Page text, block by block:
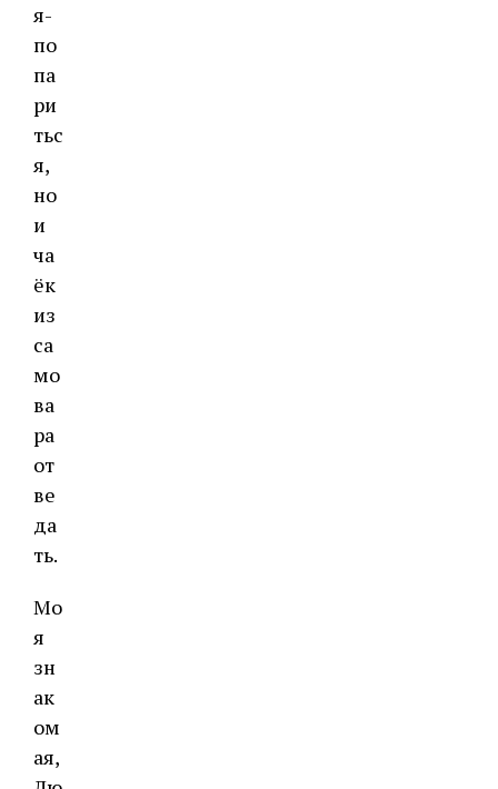
я-
по
па
ри
тьс
я,
но
и
ча
ёк
из
са
мо
ва
ра
от
ве
да
ть.
Мо
я
зн
ак
ом
ая,